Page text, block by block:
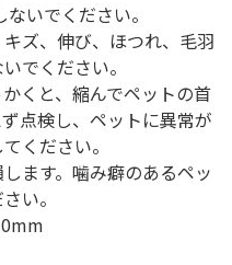
いでください。
ズ、伸び、ほつれ、毛羽
でください。
くと、縮んでペットの首
点検し、ペットに異常が
ください。
ます。噛み癖のあるペッ
い。